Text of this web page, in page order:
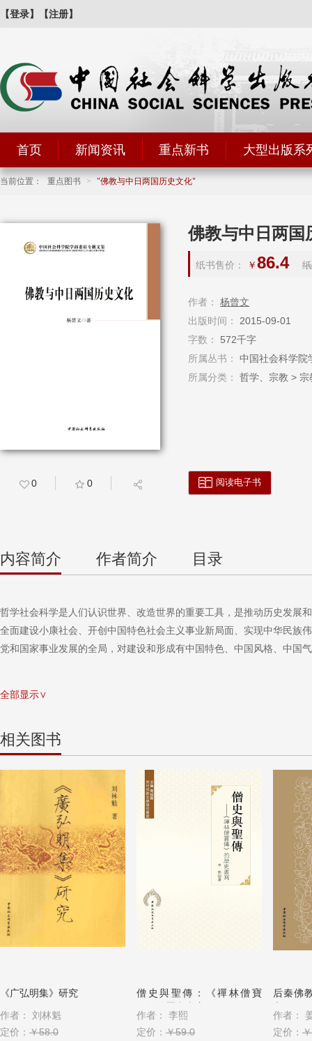
【登录】 【注册】
首页 新闻资讯 重点新书 大型出版系
当前位置： 重点图书 > 佛教与中日两国历史文化
佛教与中日两国
纸书售价： ￥86.4
作者：
杨曾文
出版时间：
2015-09-01
字数：
572千字
所属丛书：
中国社会科学院
所属分类：
哲学、宗教 >
0 0 阅读电子书
内容简介 作者简介 目录
哲学社会科学是人们认识世界、改造世界的重要工具，是推动历史发展
全面建设小康社会、开创中国特色社会主义事业新局面、实现中华民族
党和国家事业发展的全局，对建设和形成有中国特色、中国风格、中国
全部显示∨
相关图书
《广弘明集》研究
作者：
刘林魁
定价： ￥58.0
僧史與聖傳：《禪林僧寶
作者：
李熙
定价： ￥59.0
后秦佛
作者：
定价：